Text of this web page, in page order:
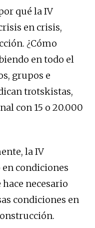
qué la IV
en crisis,
¿Cómo
en todo el
grupos e
trotskistas,
con 15 o 20.000
la IV
condiciones
necesario
condiciones en